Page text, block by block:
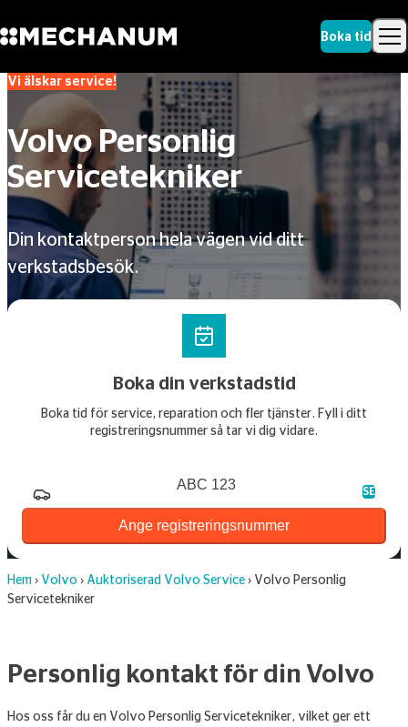
Skip to content
Boka tid
SökVi älskar service!
Volvo Personlig
Servicetekniker
Din kontaktperson hela vägen vid ditt
verkstadsbesök.
Boka din verkstadstid
Boka tid för service, reparation och fler tjänster. Fyll i ditt
registreringsnummer så tar vi dig vidare.
SE
Ange registreringsnummer
Hem › Volvo › Auktoriserad Volvo Service › Volvo Personlig
Servicetekniker
Personlig kontakt för din Volvo
Hos oss får du en Volvo Personlig Servicetekniker, vilket ger ett